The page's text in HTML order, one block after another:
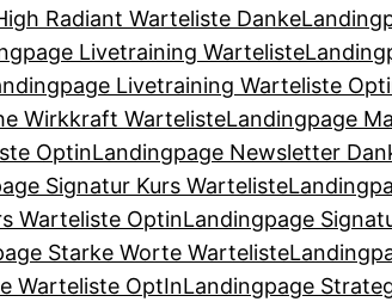
Radiant Warteliste Danke
Livetraining Warteliste
Livetraining Warteliste
Wirkkraft WartelisteLandingpage
OptinLandingpage Newsletter
Signatur Kurs Warteliste
Warteliste OptinLandingpage
Starke Worte Warteliste
Warteliste OptInLandingpage